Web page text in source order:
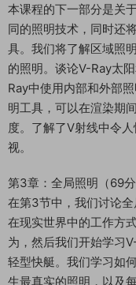
本课程的下一部分是关
同的照明技术，同时还
具。我们将了解区域照
的照明。谈论V-Ray太
Ray中使用内部和外部
明工具，可以在渲染期
度。了解了V射线中令
视。
第3章：全局照明（69分
在第3节中，我们讨论
在现实世界中的工作方
为，然后我们开始学习
轻型快艇。我们学习如
生最真实的照明，以及